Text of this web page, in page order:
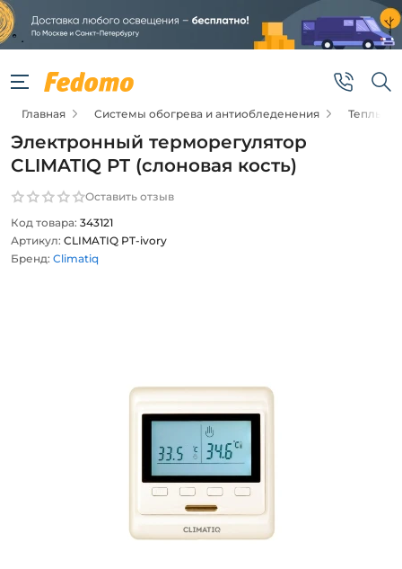
Главная Системы обогрева и антиобледенения Теплые
Электронный терморегулятор
CLIMATIQ PT (слоновая кость)
Оставить отзыв
Код товара: 343121
Артикул: CLIMATIQ PT-ivory
Бренд: Climatiq